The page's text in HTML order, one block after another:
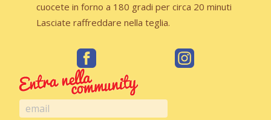
cuocete in forno a 180 gradi per circa 20 minuti
Lasciate raffreddare nella teglia.